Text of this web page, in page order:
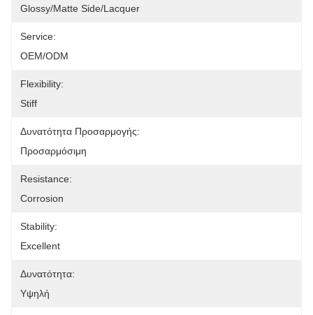
Glossy/Matte Side/lacquer
Service:
OEM/ODM
Flexibility:
Stiff
Δυνατότητα Προσαρμογής:
Προσαρμόσιμη
Resistance:
Corrosion
Stability:
Excellent
Δυνατότητα:
Υψηλή